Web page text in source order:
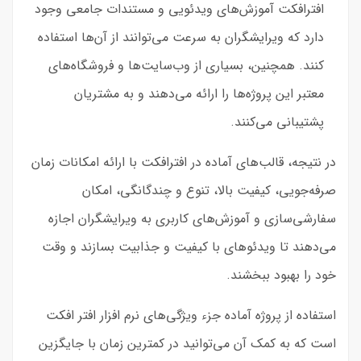
افترافکت آموزش‌های ویدئویی و مستندات جامعی وجود
دارد که ویرایشگران به سرعت می‌توانند از آن‌ها استفاده
کنند. همچنین، بسیاری از وب‌سایت‌ها و فروشگاه‌های
معتبر این پروژه‌ها را ارائه می‌دهند و به مشتریان
پشتیبانی می‌کنند.
در نتیجه، قالب‌های آماده در افترافکت با ارائه امکانات زمان
صرفه‌جویی، کیفیت بالا، تنوع و چندگانگی، امکان
سفارشی‌سازی و آموزش‌های کاربری به ویرایشگران اجازه
می‌دهند تا ویدئوهای با کیفیت و جذابیت بسازند و وقت
خود را بهبود ببخشند.
استفاده از پروژه آماده جزء ویژگی‌های نرم افزار افتر افکت
است که به کمک آن می‌توانید در کمترین زمان با جایگزین